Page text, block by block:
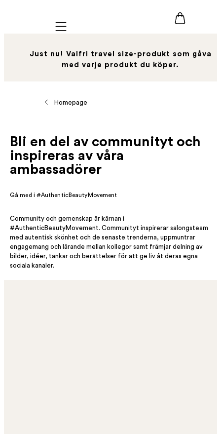
Mobile navigation
Just nu! Valfri travel size-produkt som gåva
med varje produkt du köper.
Homepage
Bli en del av communityt och
inspireras av våra
ambassadörer
Gå med i #AuthenticBeautyMovement
Community och gemenskap är kärnan i
#AuthenticBeautyMovement. Communityt inspirerar salongsteam
med autentisk skönhet och de senaste trenderna, uppmuntrar
engagemang och lärande mellan kollegor samt främjar delning av
bilder, idéer, tankar och berättelser för att ge liv åt deras egna
sociala kanaler.